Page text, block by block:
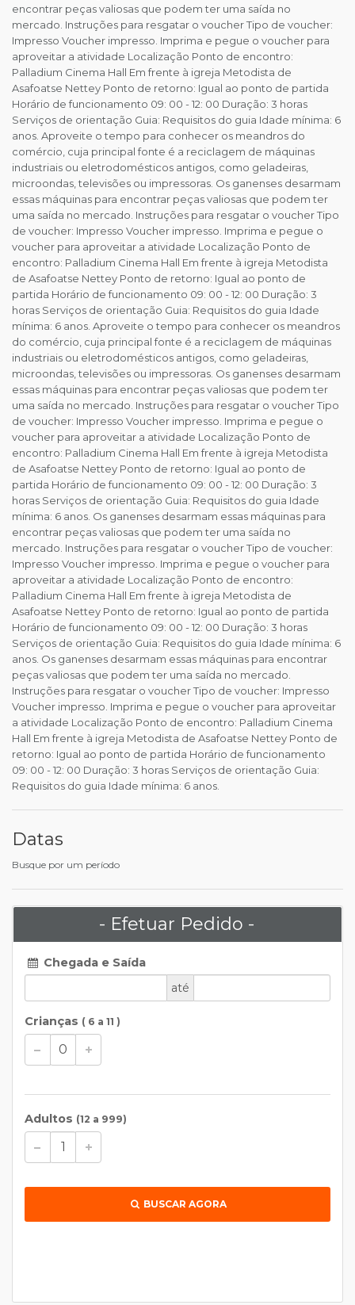
encontrar peças valiosas que podem ter uma saída no
mercado. Instruções para resgatar o voucher Tipo de voucher:
Impresso Voucher impresso. Imprima e pegue o voucher para
aproveitar a atividade Localização Ponto de encontro:
Palladium Cinema Hall Em frente à igreja Metodista de
Asafoatse Nettey Ponto de retorno: Igual ao ponto de partida
Horário de funcionamento 09: 00 - 12: 00 Duração: 3 horas
Serviços de orientação Guia: Requisitos do guia Idade mínima: 6
anos. Aproveite o tempo para conhecer os meandros do
comércio, cuja principal fonte é a reciclagem de máquinas
industriais ou eletrodomésticos antigos, como geladeiras,
microondas, televisões ou impressoras. Os ganenses desarmam
essas máquinas para encontrar peças valiosas que podem ter
uma saída no mercado. Instruções para resgatar o voucher Tipo
de voucher: Impresso Voucher impresso. Imprima e pegue o
voucher para aproveitar a atividade Localização Ponto de
encontro: Palladium Cinema Hall Em frente à igreja Metodista
de Asafoatse Nettey Ponto de retorno: Igual ao ponto de
partida Horário de funcionamento 09: 00 - 12: 00 Duração: 3
horas Serviços de orientação Guia: Requisitos do guia Idade
mínima: 6 anos. Aproveite o tempo para conhecer os meandros
do comércio, cuja principal fonte é a reciclagem de máquinas
industriais ou eletrodomésticos antigos, como geladeiras,
microondas, televisões ou impressoras. Os ganenses desarmam
essas máquinas para encontrar peças valiosas que podem ter
uma saída no mercado. Instruções para resgatar o voucher Tipo
de voucher: Impresso Voucher impresso. Imprima e pegue o
voucher para aproveitar a atividade Localização Ponto de
encontro: Palladium Cinema Hall Em frente à igreja Metodista
de Asafoatse Nettey Ponto de retorno: Igual ao ponto de
partida Horário de funcionamento 09: 00 - 12: 00 Duração: 3
horas Serviços de orientação Guia: Requisitos do guia Idade
mínima: 6 anos. Os ganenses desarmam essas máquinas para
encontrar peças valiosas que podem ter uma saída no
mercado. Instruções para resgatar o voucher Tipo de voucher:
Impresso Voucher impresso. Imprima e pegue o voucher para
aproveitar a atividade Localização Ponto de encontro:
Palladium Cinema Hall Em frente à igreja Metodista de
Asafoatse Nettey Ponto de retorno: Igual ao ponto de partida
Horário de funcionamento 09: 00 - 12: 00 Duração: 3 horas
Serviços de orientação Guia: Requisitos do guia Idade mínima: 6
anos. Os ganenses desarmam essas máquinas para encontrar
peças valiosas que podem ter uma saída no mercado.
Instruções para resgatar o voucher Tipo de voucher: Impresso
Voucher impresso. Imprima e pegue o voucher para aproveitar
a atividade Localização Ponto de encontro: Palladium Cinema
Hall Em frente à igreja Metodista de Asafoatse Nettey Ponto de
retorno: Igual ao ponto de partida Horário de funcionamento
09: 00 - 12: 00 Duração: 3 horas Serviços de orientação Guia:
Requisitos do guia Idade mínima: 6 anos.
Datas
Busque por um período
- Efetuar Pedido -
Chegada e Saída
até
Crianças ( 6 a 11 )
Adultos (12 a 999)
BUSCAR AGORA